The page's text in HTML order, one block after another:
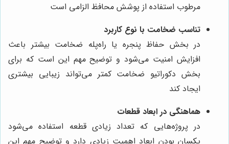
مرطوب استفاده از پوشش محافظ الزامی است
تناسب ضخامت با نوع کاربرد
در بخش حفاظ پنجره یا راه‌پله ضخامت بیشتر باعث
افزایش امنیت می‌شود و توضیح مهم این است که برای
بخش دکوراتیو ضخامت کمتر می‌تواند زیبایی بیشتری
ایجاد کند
هماهنگی در ابعاد قطعات
در پروژه‌هایی که تعداد زیادی قطعه استفاده می‌شود
یکسان بودن ابعاد اهمیت زیادی دارد و توضیح مهم این